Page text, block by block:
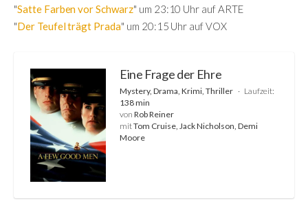
"Satte Farben vor Schwarz" um 23:10 Uhr auf ARTE
"Der Teufel trägt Prada" um 20:15 Uhr auf VOX
Eine Frage der Ehre
Mystery, Drama, Krimi, Thriller
Laufzeit:
138 min
von Rob Reiner
mitTom Cruise, Jack Nicholson, Demi
Moore